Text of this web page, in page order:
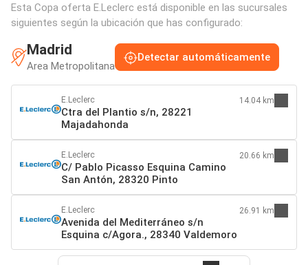
Esta Copa oferta E.Leclerc está disponible en las sucursales
siguientes según la ubicación que has configurado:
Madrid
Area Metropolitana
Detectar automáticamente
E.Leclerc
Ctra del Plantio s/n, 28221
Majadahonda
14.04 km
E.Leclerc
C/ Pablo Picasso Esquina Camino
San Antón, 28320 Pinto
20.66 km
E.Leclerc
Avenida del Mediterráneo s/n
Esquina c/Agora., 28340 Valdemoro
26.91 km